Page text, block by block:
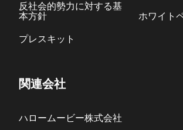
反社会的勢力に対する基
本方針
プレスキット
ホワイト
関連会社
ハロームービー株式会社